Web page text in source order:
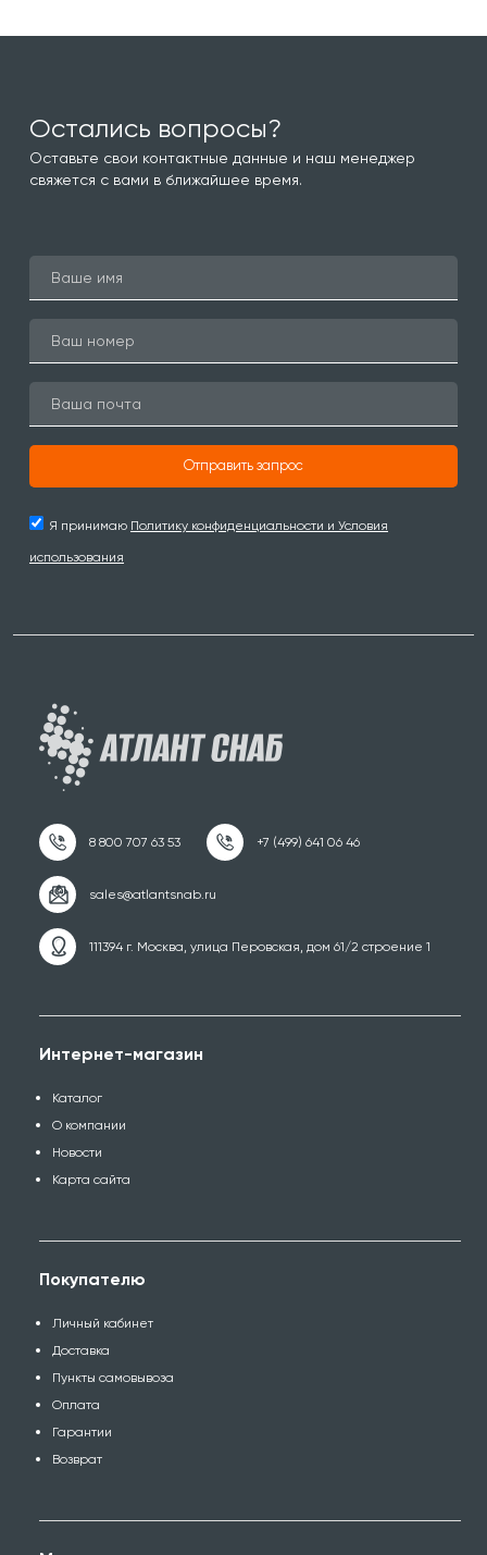
Остались вопросы?
Оставьте свои контактные данные и наш менеджер
свяжется с вами в ближайшее время.
Отправить запрос
Я принимаю Политику конфиденциальности и Условия
использования
111394 г. Москва, улица Перовская, дом 61/2 строение 1
Интернет-магазин
Каталог
О компании
Новости
Карта сайта
Покупателю
Личный кабинет
Доставка
Пункты самовывоза
Оплата
Гарантии
Возврат